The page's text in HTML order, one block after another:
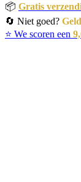
📦 Gratis
🔄 Niet goed?
⭐ We scoren een